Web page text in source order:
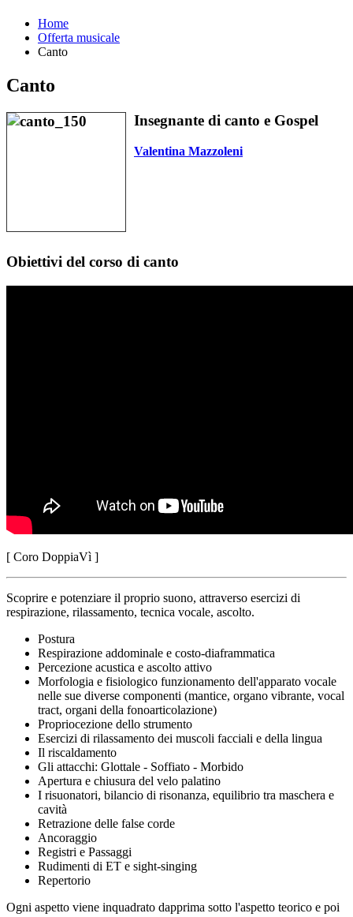
Home
Offerta musicale
Canto
Canto
Insegnante di canto e Gospel
Valentina Mazzoleni
Obiettivi del corso di canto
[ Coro DoppiaVì ]
Scoprire e potenziare il proprio suono, attraverso esercizi di
respirazione, rilassamento, tecnica vocale, ascolto.
Postura
Respirazione addominale e costo-diaframmatica
Percezione acustica e ascolto attivo
Morfologia e fisiologico funzionamento dell'apparato vocale
nelle sue diverse componenti (mantice, organo vibrante, vocal
tract, organi della fonoarticolazione)
Propriocezione dello strumento
Esercizi di rilassamento dei muscoli facciali e della lingua
Il riscaldamento
Gli attacchi: Glottale - Soffiato - Morbido
Apertura e chiusura del velo palatino
I risuonatori, bilancio di risonanza, equilibrio tra maschera e
cavità
Retrazione delle false corde
Ancoraggio
Registri e Passaggi
Rudimenti di ET e sight-singing
Repertorio
Ogni aspetto viene inquadrato dapprima sotto l'aspetto teorico e poi